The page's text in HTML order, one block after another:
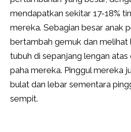
mendapatkan sekitar 17-18%
mereka. Sebagian besar anak
bertambah gemuk dan melihat
tubuh di sepanjang lengan
paha mereka. Pinggul mereka
bulat dan lebar sementara
sempit.